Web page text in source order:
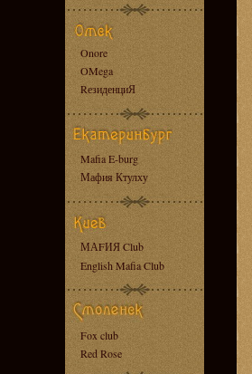
Onore
OMega
RезиденциЯ
Mafia E-burg
Мафия Ктулху
МАFИЯ Club
English Mafia Club
Fox club
Red Rose